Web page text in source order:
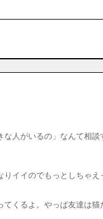
人がいるの」なんて相談
イイのでもっとしちゃえ
くるよ。やっぱ友達は猫